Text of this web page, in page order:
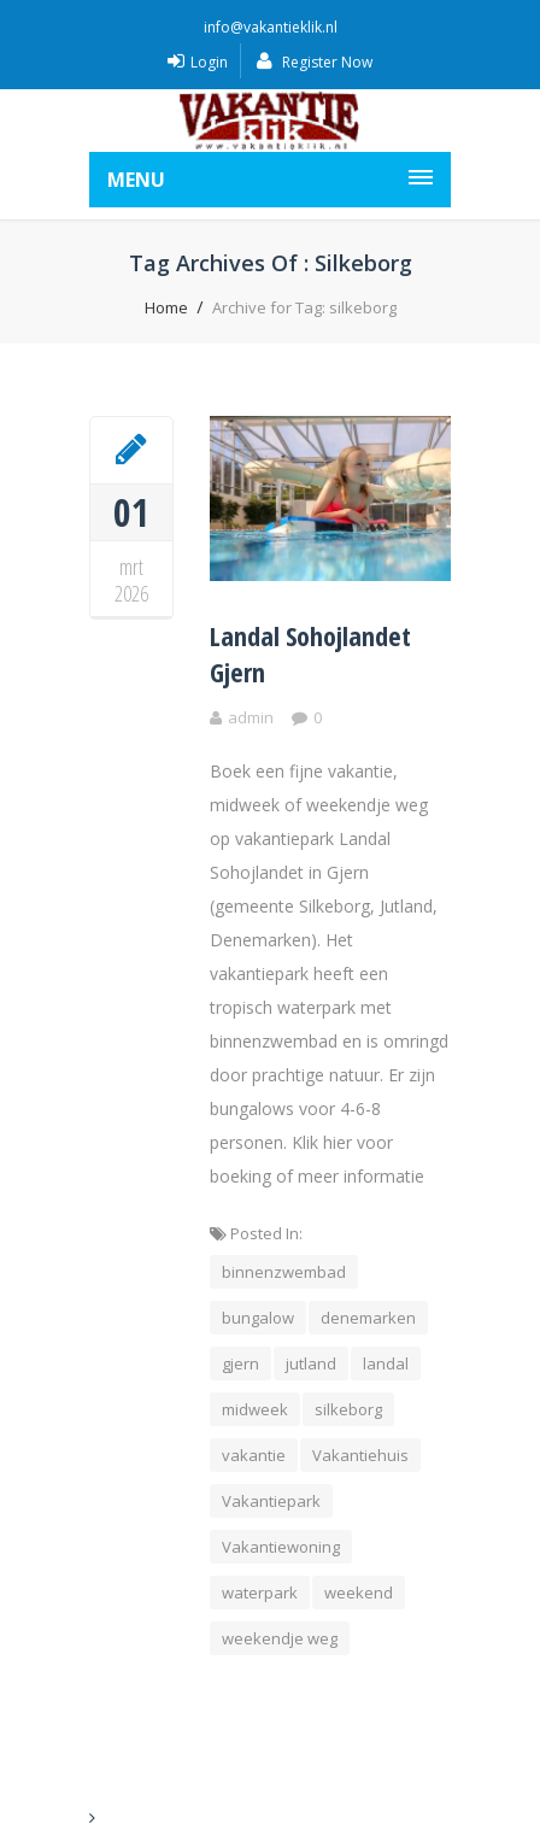
info@vakantieklik.nl
Login
Register Now
MENU
Tag Archives Of : Silkeborg
Home Archive for Tag: silkeborg
01
mrt
2026
Landal Sohojlandet
Gjern
admin 0
Boek een fijne vakantie,
midweek of weekendje weg
op vakantiepark Landal
Sohojlandet in Gjern
(gemeente Silkeborg, Jutland,
Denemarken). Het
vakantiepark heeft een
tropisch waterpark met
binnenzwembad en is omringd
door prachtige natuur. Er zijn
bungalows voor 4-6-8
personen. Klik hier voor
boeking of meer informatie
Posted In:
binnenzwembad
bungalow denemarken
gjern jutland landal
midweek silkeborg
vakantie Vakantiehuis
Vakantiepark
Vakantiewoning
waterpark weekend
weekendje weg